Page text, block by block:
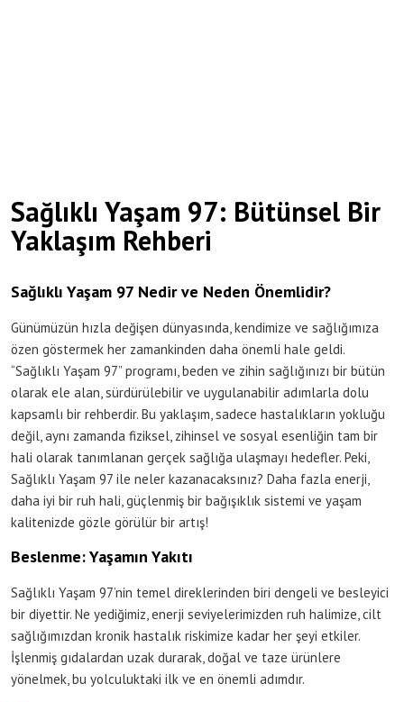
Sağlıklı Yaşam 97: Bütünsel Bir
Yaklaşım Rehberi
Sağlıklı Yaşam 97 Nedir ve Neden Önemlidir?
Günümüzün hızla değişen dünyasında, kendimize ve sağlığımıza
özen göstermek her zamankinden daha önemli hale geldi.
“Sağlıklı Yaşam 97” programı, beden ve zihin sağlığınızı bir bütün
olarak ele alan, sürdürülebilir ve uygulanabilir adımlarla dolu
kapsamlı bir rehberdir. Bu yaklaşım, sadece hastalıkların yokluğu
değil, aynı zamanda fiziksel, zihinsel ve sosyal esenliğin tam bir
hali olarak tanımlanan gerçek sağlığa ulaşmayı hedefler. Peki,
Sağlıklı Yaşam 97 ile neler kazanacaksınız? Daha fazla enerji,
daha iyi bir ruh hali, güçlenmiş bir bağışıklık sistemi ve yaşam
kalitenizde gözle görülür bir artış!
Beslenme: Yaşamın Yakıtı
Sağlıklı Yaşam 97’nin temel direklerinden biri dengeli ve besleyici
bir diyettir. Ne yediğimiz, enerji seviyelerimizden ruh halimize, cilt
sağlığımızdan kronik hastalık riskimize kadar her şeyi etkiler.
İşlenmiş gıdalardan uzak durarak, doğal ve taze ürünlere
yönelmek, bu yolculuktaki ilk ve en önemli adımdır.